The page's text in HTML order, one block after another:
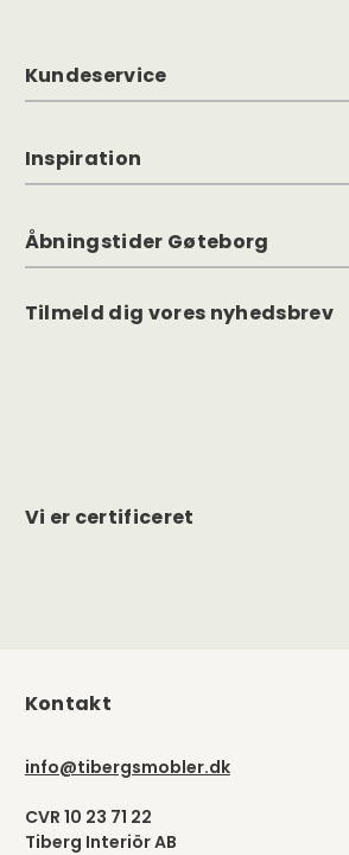
Kundeservice
Inspiration
Åbningstider Gøteborg
Tilmeld dig vores nyhedsbrev
Vi er certificeret
Kontakt
info@tibergsmobler.dk
CVR 10 23 71 22
Tiberg Interiör AB